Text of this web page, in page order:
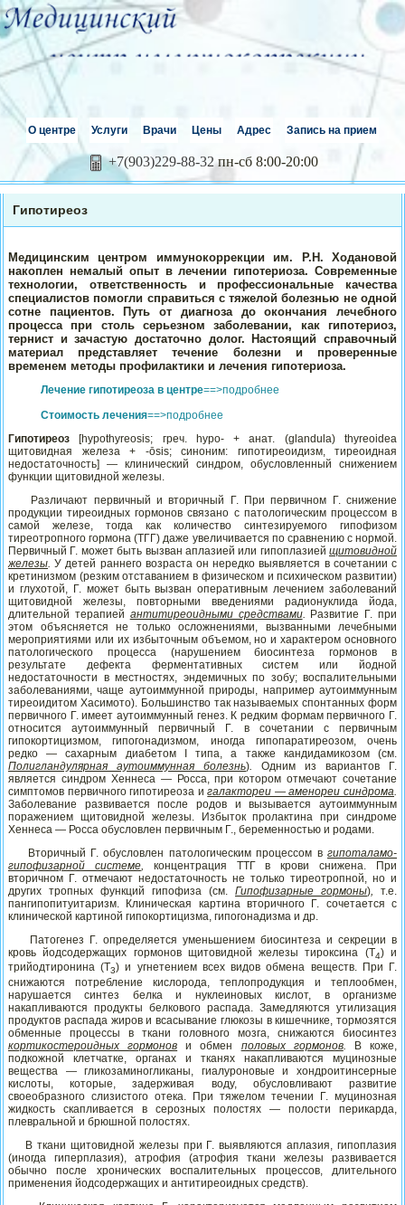
О центре Услуги Врачи Цены Адрес Запись на прием
+7(903)229-88-32 пн-сб 8:00-20:00
Гипотиреоз
Медицинским центром иммунокоррекции им. Р.Н. Ходановой
накоплен немалый опыт в лечении гипотериоза. Современные
технологии, ответственность и профессиональные качества
специалистов помогли справиться с тяжелой болезнью не одной
сотне пациентов. Путь от диагноза до окончания лечебного
процесса при столь серьезном заболевании, как гипотериоз,
тернист и зачастую достаточно долог. Настоящий справочный
материал представляет течение болезни и проверенные
временем методы профилактики и лечения гипотериоза.
Лечение гипотиреоза в центре==>подробнее
Стоимость лечения==>подробнее
Гипотиреоз [hypothyreosis; греч. hypo- + анат. (glandula) thyreoidea
щитовидная железа + -ōsis; синоним: гипотиреоидизм, тиреоидная
недостаточность] — клинический синдром, обусловленный снижением
функции щитовидной железы.
Различают первичный и вторичный Г. При первичном Г. снижение
продукции тиреоидных гормонов связано с патологическим процессом в
самой железе, тогда как количество синтезируемого гипофизом
тиреотропного гормона (ТГГ) даже увеличивается по сравнению с нормой.
Первичный Г. может быть вызван аплазией или гипоплазией щитовидной
железы. У детей раннего возраста он нередко выявляется в сочетании с
кретинизмом (резким отставанием в физическом и психическом развитии)
и глухотой, Г. может быть вызван оперативным лечением заболеваний
щитовидной железы, повторными введениями радионуклида йода,
длительной терапией антитиреоидными средствами. Развитие Г. при
этом объясняется не только осложнениями, вызванными лечебными
мероприятиями или их избыточным объемом, но и характером основного
патологического процесса (нарушением биосинтеза гормонов в
результате дефекта ферментативных систем или йодной
недостаточности в местностях, эндемичных по зобу; воспалительными
заболеваниями, чаще аутоиммунной природы, например аутоиммунным
тиреоидитом Хасимото). Большинство так называемых спонтанных форм
первичного Г. имеет аутоиммунный генез. К редким формам первичного Г.
относится аутоиммунный первичный Г. в сочетании с первичным
гипокортицизмом, гипогонадизмом, иногда гипопаратиреозом, очень
редко — сахарным диабетом I типа, а также кандидамикозом (см.
Полигландулярная аутоиммунная болезнь). Одним из вариантов Г.
является синдром Хеннеса — Росса, при котором отмечают сочетание
симптомов первичного гипотиреоза игалактореи — аменореи синдрома.
Заболевание развивается после родов и вызывается аутоиммунным
поражением щитовидной железы. Избыток пролактина при синдроме
Хеннеса — Росса обусловлен первичным Г., беременностью и родами.
Вторичный Г. обусловлен патологическим процессом в гипоталамо-
гипофизарной системе, концентрация ТТГ в крови снижена. При
вторичном Г. отмечают недостаточность не только тиреотропной, но и
других тропных функций гипофиза (см. Гипофизарные гормоны), т.е.
пангипопитуитаризм. Клиническая картина вторичного Г. сочетается с
клинической картиной гипокортицизма, гипогонадизма и др.
Патогенез Г. определяется уменьшением биосинтеза и секреции в
кровь йодсодержащих гормонов щитовидной железы тироксина (Т4) и
трийодтиронина (Т3) и угнетением всех видов обмена веществ. При Г.
снижаются потребление кислорода, теплопродукция и теплообмен,
нарушается синтез белка и нуклеиновых кислот, в организме
накапливаются продукты белкового распада. Замедляются утилизация
продуктов распада жиров и всасывание глюкозы в кишечнике, тормозятся
обменные процессы в ткани головного мозга, снижаются биосинтез
кортикостероидных гормонов и обмен половых гормонов.
В коже,
подкожной клетчатке, органах и тканях накапливаются муцинозные
вещества — гликозаминогликаны, гиалуроновые и хондроитинсерные
кислоты, которые, задерживая воду, обусловливают развитие
своеобразного слизистого отека. При тяжелом течении Г. муцинозная
жидкость скапливается в серозных полостях — полости перикарда,
плевральной и брюшной полостях.
В ткани щитовидной железы при Г. выявляются аплазия, гипоплазия
(иногда гиперплазия), атрофия (атрофия ткани железы развивается
обычно после хронических воспалительных процессов, длительного
применения йодсодержащих и антитиреоидных средств).